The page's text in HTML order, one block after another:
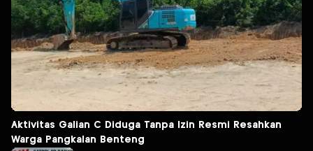
Aktivitas Galian C Diduga Tanpa Izin Resmi Resahkan
Warga Pangkalan Benteng